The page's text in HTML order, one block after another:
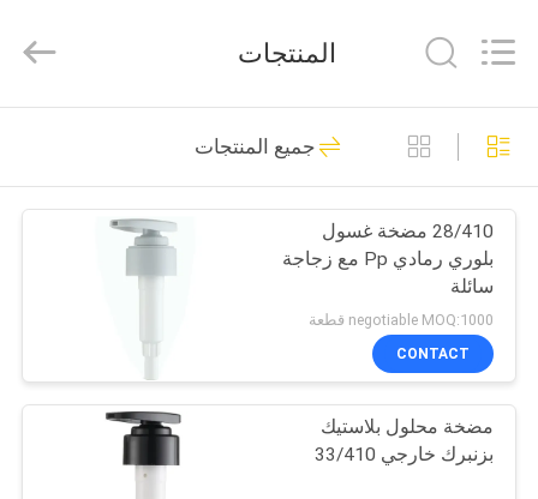
منزل،
بيت
منتجات
معلومات
جولة
Industry
Rights
مضخة محلول بلاستيك
80
مضخة موزع غسول
93
المنتجات
جميع المنتجات
28/410 مضخة غسول
بلوري رمادي Pp مع زجاجة
سائلة
negotiable MOQ:1000 قطعة
CONTACT
مضخة محلول بلاستيك
بزنبرك خارجي 33/410